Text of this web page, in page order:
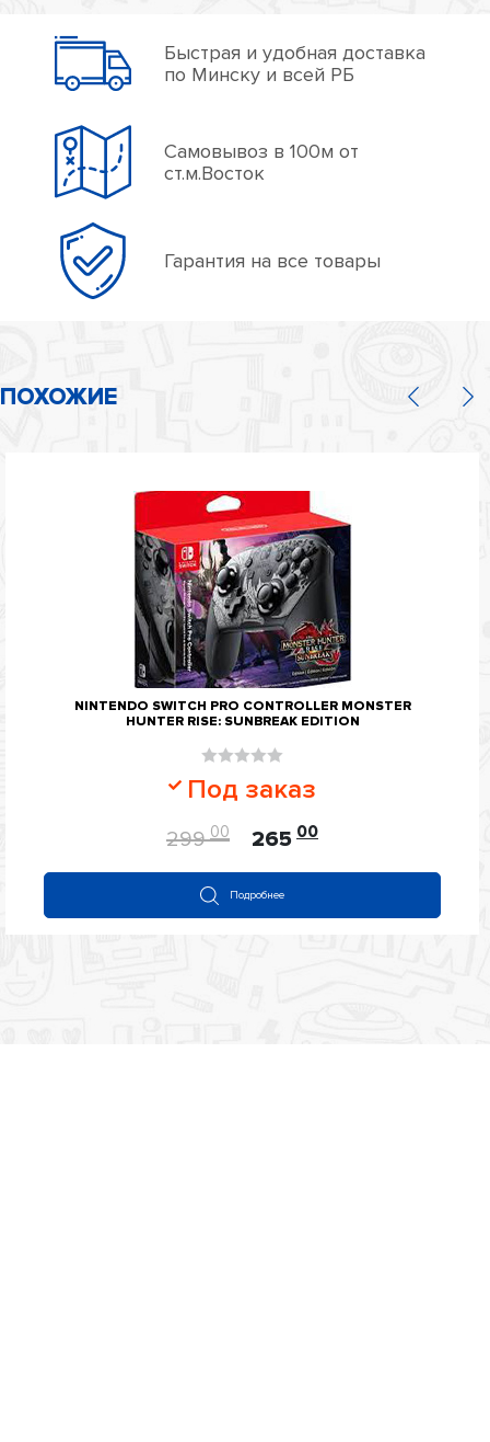
Быстрая и удобная доставка
по Минску и всей РБ
Самовывоз в 100м от
ст.м.Восток
Гарантия на все товары
ПОХОЖИЕ
NINTENDO SWITCH PRO CONTROLLER MONSTER
HUNTER RISE: SUNBREAK EDITION
Оценка
0
из
Под заказ
299 00 265 00
Подробнее